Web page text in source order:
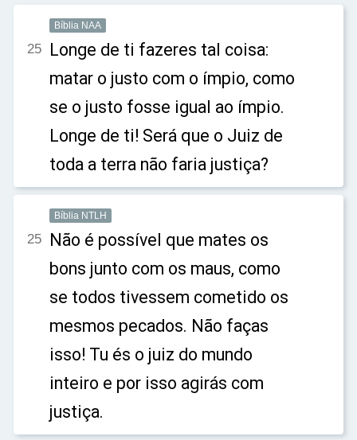
Bíblia NAA
25 Longe de ti fazeres tal coisa:
matar o justo com o ímpio, como
se o justo fosse igual ao ímpio.
Longe de ti! Será que o Juiz de
toda a terra não faria justiça?
Bíblia NTLH
25 Não é possível que mates os
bons junto com os maus, como
se todos tivessem cometido os
mesmos pecados. Não faças
isso! Tu és o juiz do mundo
inteiro e por isso agirás com
justiça.